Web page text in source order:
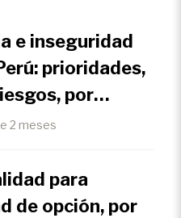
e inseguridad
prioridades,
por
2 meses
para
de opción, por